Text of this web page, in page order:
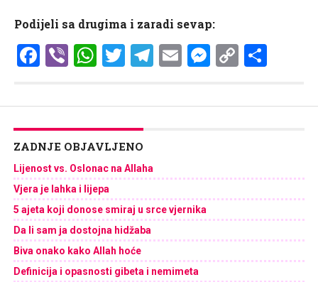
Podijeli sa drugima i zaradi sevap:
Facebook
ViberWhatsApp
Twitter
Telegram
EmailCopy
ZADNJE OBJAVLJENO
Lijenost vs. Oslonac na Allaha
Vjera je lahka i lijepa
5 ajeta koji donose smiraj u srce vjernika
Da li sam ja dostojna hidžaba
Biva onako kako Allah hoće
Definicija i opasnosti gibeta i nemimeta